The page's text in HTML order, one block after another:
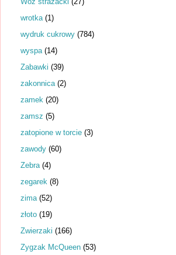
wrotka (1)
wydruk cukrowy (784)
wyspa (14)
Zabawki (39)
zakonnica (2)
zamek (20)
zamsz (5)
zatopione w torcie (3)
zawody (60)
Zebra (4)
zegarek (8)
zima (52)
złoto (19)
Zwierzaki (166)
Zygzak McQueen (53)